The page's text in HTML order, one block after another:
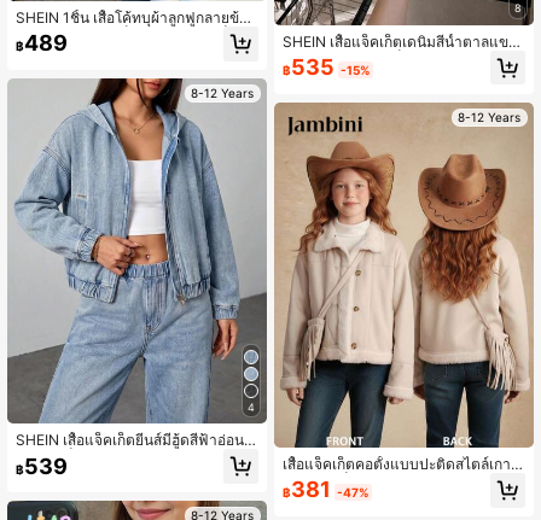
SHEIN 1ชิ้น เสื้อโค้ทบุผ้าลูกฟูกลายข้าว
หลามตัดสำหรับเด็กผู้หญิง คอปกเย็บปะ
ติดสไตล์วินเทจ เหมาะสำหรับฤดูใบไม้ร่
฿489
8-12 Years
4
SHEIN เสื้อแจ็คเก็ตยีนส์มีฮู้ดสีฟ้าอ่อน
สำหรับเด็กผู้หญิงวัยรุ่น ดีไซน์หลวมสบา
ย มีกระเป๋า สำหรับใส่ประจำวัน กลับโรง
฿539
8-12 Years
8
SHEIN เสื้อแจ็คเก็ตเดนิมสีน้ำตาลแขน
ยาวหลวมสำหรับเด็กผู้หญิงวัยรุ่น ฤดูใบ
ไม้ร่วง ฤดูหนาว ฮาโลวีน Y2k งานรับป
฿535 -15%
8-12 Years
เสื้อแจ็คเก็ตคอตั้งแบบปะติดสไตล์เกาห
ลีสำหรับเด็กผู้หญิง Tween พร้อมกระเป๋
าสะพายข้างเข้าชุด เหมาะสำหรับออกน
฿381 -47%